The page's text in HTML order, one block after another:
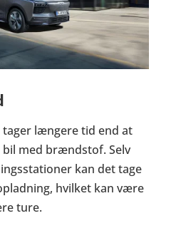
længere tid end at
med brændstof. Selv
kan det tage
hvilket kan være
ture.